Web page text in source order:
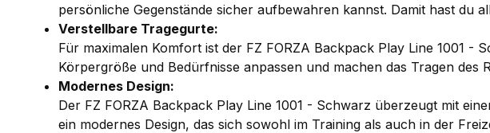
persönliche Gegenstände sicher aufbewahren kannst. Damit hast du
Verstellbare Tragegurte:
Für maximalen Komfort ist der FZ FORZA Backpack Play Line 1001 -
Körpergröße und Bedürfnisse anpassen und machen das Tragen
Modernes Design:
Der FZ FORZA Backpack Play Line 1001 - Schwarz überzeugt mit
ein modernes Design, das sich sowohl im Training als auch in der